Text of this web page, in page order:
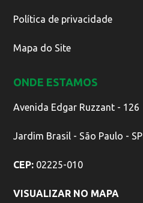
Política de privacidade
Mapa do Site
ONDE ESTAMOS
Avenida Edgar Ruzzant - 126
Jardim Brasil - São Paulo - SP
CEP: 02225-010
VISUALIZAR NO MAPA